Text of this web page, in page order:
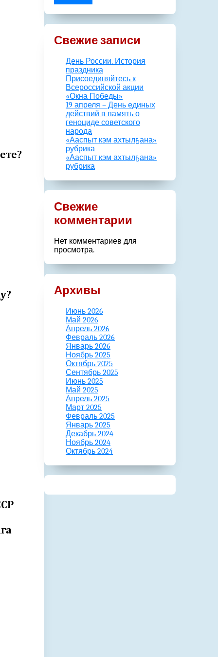
Свежие записи
День России. История
праздника
Присоединяйтесь к
Всероссийской акции
«Окна Победы»
19 апреля – День единых
действий в память о
геноциде советского
народа
«Ааспыт кэм ахтылҕана»
рубрика
«Ааспыт кэм ахтылҕана»
рубрика
Свежие
комментарии
Нет комментариев для
просмотра.
Архивы
Июнь 2026
Май 2026
Апрель 2026
Февраль 2026
Январь 2026
Ноябрь 2025
Октябрь 2025
Сентябрь 2025
Июнь 2025
Май 2025
Апрель 2025
Март 2025
Февраль 2025
Январь 2025
Декабрь 2024
Ноябрь 2024
Октябрь 2024